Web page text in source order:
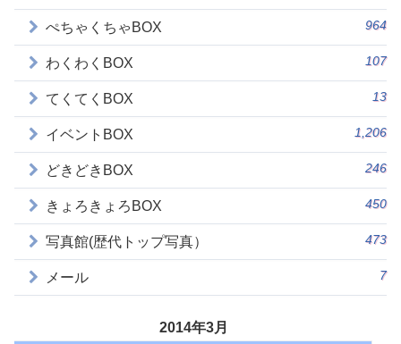
ぺちゃくちゃBOX 964
わくわくBOX 107
てくてくBOX 13
イベントBOX 1,206
どきどきBOX 246
きょろきょろBOX 450
写真館(歴代トップ写真） 473
メール 7
2014年3月